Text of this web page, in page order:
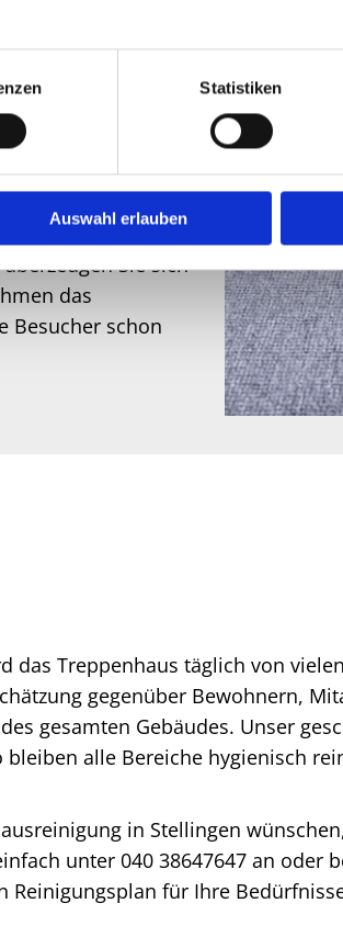
Statistiken
Auswahl erlauben
Sie sich
das
Besucher schon
Treppenhaus täglich von
gegenüber Bewohnern,
gesamten Gebäudes. Unser
alle Bereiche hygienisch
in Stellingen
unter 040 38647647 an oder
für Ihre